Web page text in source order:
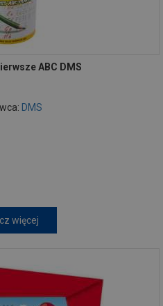
ABC DMS
DMS
więcej